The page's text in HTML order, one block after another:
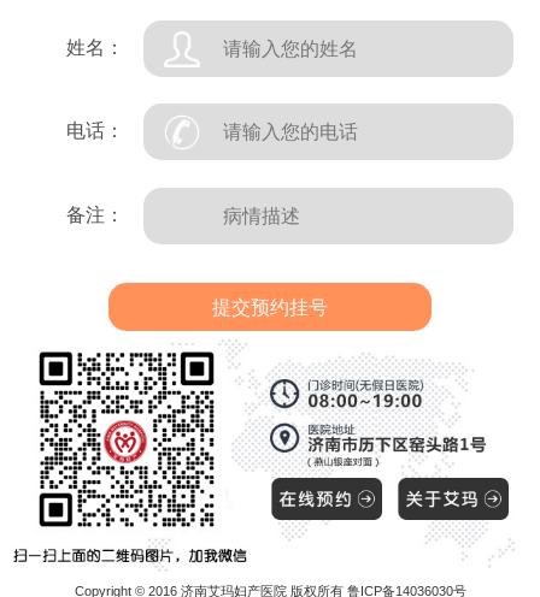
姓名：
电话：
备注：
Copyright © 2016 济南艾玛妇产医院 版权所有 鲁ICP备14036030号